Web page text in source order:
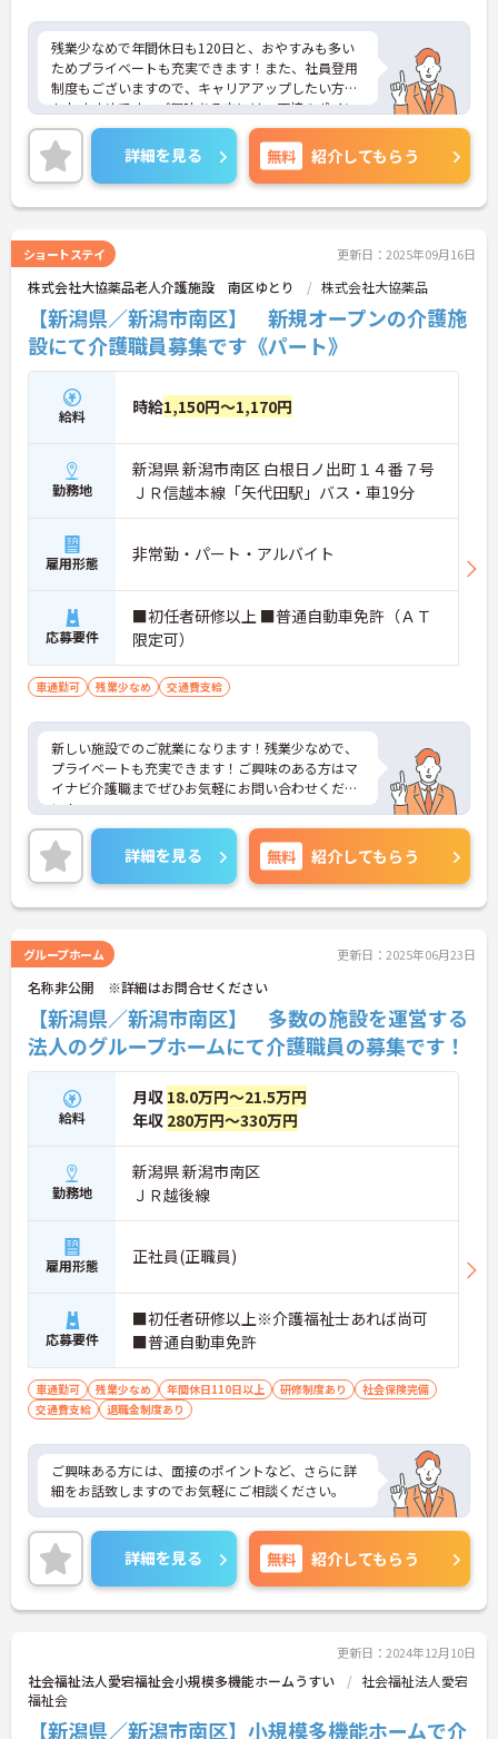
残業少なめで年間休日も120日と、おやすみも多い
ためプライベートも充実できます！また、社員登用
制度もございますので、キャリアアップしたい方に
もおすすめです。ご興味ある方には、面接のポイン
トなど、さらに詳細をお話致しますのでお気軽にご
相談ください。詳細を見る 無料 紹介してもらう
ショートステイ 更新日：2025年09月16日
株式会社大協薬品老人介護施設 南区ゆとり 株式会社大協薬品
【新潟県／新潟市南区】 新規オープンの介護施
設にて介護職員募集です《パート》
給料 時給1,150円～1,170円
勤務地
新潟県 新潟市南区 白根日ノ出町１４番７号
ＪＲ信越本線「矢代田駅」バス・車19分
雇用形態 非常勤・パート・アルバイト
応募要件
■初任者研修以上 ■普通自動車免許（ＡＴ
限定可）
車通勤可 残業少なめ 交通費支給
新しい施設でのご就業になります！残業少なめで、
プライベートも充実できます！ご興味のある方はマ
イナビ介護職までぜひお気軽にお問い合わせくださ
い！
詳細を見る 無料 紹介してもらう
グループホーム 更新日：2025年06月23日
名称非公開 ※詳細はお問合せください
【新潟県／新潟市南区】 多数の施設を運営する
法人のグループホームにて介護職員の募集です！
給料
月収 18.0万円～21.5万円
年収 280万円～330万円
勤務地
新潟県 新潟市南区
ＪＲ越後線
雇用形態 正社員(正職員)
応募要件
■初任者研修以上※介護福祉士あれば尚可
■普通自動車免許
車通勤可 残業少なめ 年間休日110日以上 研修制度あり
社会保険完備
交通費支給
退職金制度あり
ご興味ある方には、面接のポイントなど、さらに詳
細をお話致しますのでお気軽にご相談ください。
詳細を見る 無料 紹介してもらう
更新日：2024年12月10日
社会福祉法人愛宕福祉会小規模多機能ホームうすい
社会福祉法人愛宕
福祉会
【新潟県／新潟市南区】小規模多機能ホームで介